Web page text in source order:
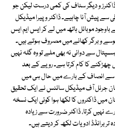
و دیگر سٹاف کی کمی درست لیکن جو
پیش آنا چاہیے۔ ڈاکٹر و پیرا میڈیکل
موبائل ہاتھ میں لے کر ایس ایم ایس
و برگر کھانے میں مصروف ہوتے ہیں۔
سے دوائی نہ بھی ملے تو وہ گلہ نہیں
چھڑکنے کا کام کرتا ہے۔ رویے کے بعد
سے انصاف کے بارے میں حال ہی میں
جرنل آف میڈیکل سائنس نے ایک تحقیق
ڈاکٹروں کا لکھا ہوا کوئی ایک نسخہ
نہیں کرتا، ڈاکٹر ضرورت سے زیادہ
تر برانڈڈ ادویات لکھ کر دیتے ہیں۔